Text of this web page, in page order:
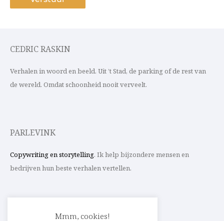
CEDRIC RASKIN
Verhalen in woord en beeld. Uit ’t Stad, de parking of de rest van
de wereld. Omdat schoonheid nooit verveelt.
PARLEVINK
Copywriting en storytelling. Ik help bijzondere mensen en
bedrijven hun beste verhalen vertellen.
Mmm, cookies!